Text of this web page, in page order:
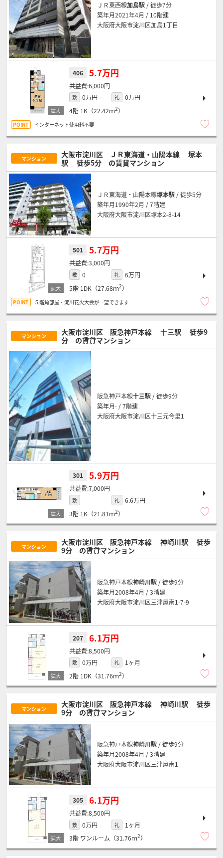
ＪＲ東西線加島駅 / 徒歩7分
築年月2021年4月 / 10階建
大阪府大阪市淀川区加島1丁目
406 5.7万円
6,000円
敷 0万円 礼
0万円
4階 1K（22.42ｍ2）
インターネット使用料不要
マンション 大阪市淀川区 ＪＲ東海道・山陽本線
塚本
駅
徒歩5分 の賃貸マンション
ＪＲ東海道・山陽本線塚本駅 / 徒歩5分
築年月1990年2月 / 7階建
大阪府大阪市淀川区塚本2-8-14
501 5.7万円
3,000円
敷 0 礼
6万円
5階 1DK（27.68ｍ2）
５階角部屋・淀川花火大会が一望できます
マンション 大阪市淀川区 阪急神戸本線 十三駅
徒歩9
分 の賃貸マンション
阪急神戸本線十三駅 / 徒歩9分
築年月- / 7階建
大阪府大阪市淀川区十三元今里1
301 5.9万円
7,000円
敷 礼
6.6万円
3階 1K（21.81ｍ2）
マンション 大阪市淀川区 阪急神戸本線 神崎川駅
徒歩
9分 の賃貸マンション
阪急神戸本線神崎川駅 / 徒歩9分
築年月2008年4月 / 3階建
大阪府大阪市淀川区三津屋南1-7-9
207 6.1万円
8,500円
敷 0万円 礼
1ヶ月
2階 1DK（31.76ｍ2）
マンション 大阪市淀川区 阪急神戸本線 神崎川駅
徒歩
9分 の賃貸マンション
阪急神戸本線神崎川駅 / 徒歩9分
築年月2008年4月 / 3階建
大阪府大阪市淀川区三津屋南1
305 6.1万円
8,500円
敷 0万円 礼
1ヶ月
3階 ワンルーム（31.76ｍ2）